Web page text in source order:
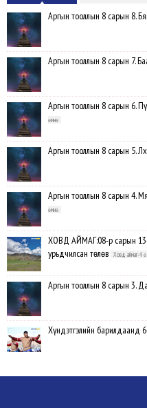
Аргын тооллын 8 сарын 8.
Аргын тооллын 8 сарын 7.
Аргын тооллын 8 сарын 6.
өмнө
Аргын тооллын 8 сарын 5.
Аргын тооллын 8 сарын 4.
өмнө
ХОВД АЙМАГ:08-р сарын 13-
урьдчилсан төлөв
Ховд аймаг-4
Аргын тооллын 8 сарын 3.
Хүндэтгэлийн барилдаанд
Улсын цол, чимэг хүртсэн